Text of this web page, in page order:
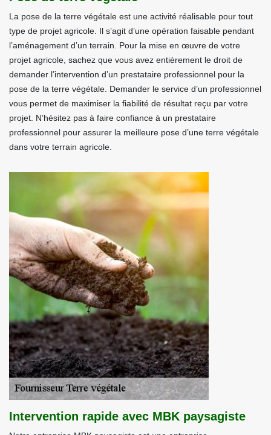
La pose de la terre végétale est une activité réalisable pour tout
type de projet agricole. Il s’agit d’une opération faisable pendant
l’aménagement d’un terrain. Pour la mise en œuvre de votre
projet agricole, sachez que vous avez entièrement le droit de
demander l’intervention d’un prestataire professionnel pour la
pose de la terre végétale. Demander le service d’un professionnel
vous permet de maximiser la fiabilité de résultat reçu par votre
projet. N’hésitez pas à faire confiance à un prestataire
professionnel pour assurer la meilleure pose d’une terre végétale
dans votre terrain agricole.
Intervention rapide avec MBK paysagiste